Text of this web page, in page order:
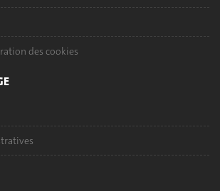
des cookies